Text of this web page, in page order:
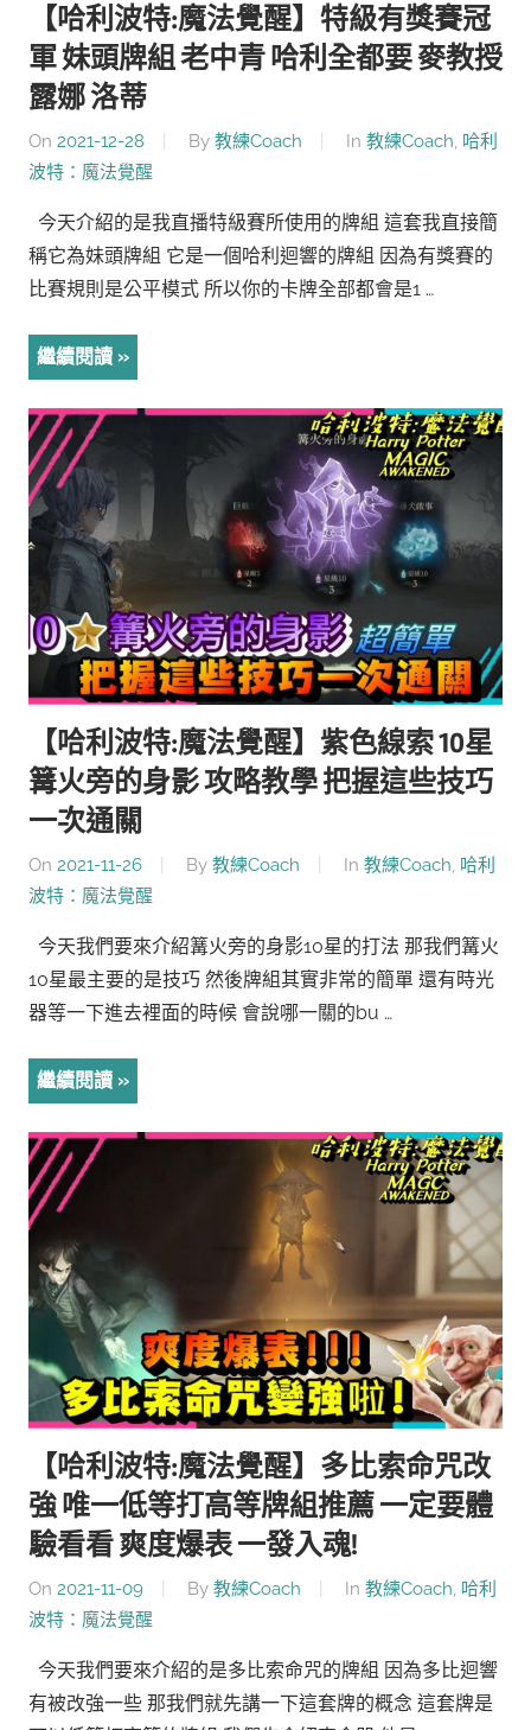
【哈利波特:魔法覺醒】特級有獎賽冠
軍 妹頭牌組 老中青 哈利全都要 麥教授
露娜 洛蒂
On 2021-12-28 By 教練Coach In 教練Coach, 哈利
波特：魔法覺醒
今天介紹的是我直播特級賽所使用的牌組 這套我直接簡
稱它為妹頭牌組 它是一個哈利迴響的牌組 因為有獎賽的
比賽規則是公平模式 所以你的卡牌全部都會是1 …
繼續閱讀
【哈利波特:魔法覺醒】紫色線索 10星
篝火旁的身影 攻略教學 把握這些技巧
一次通關
On 2021-11-26 By 教練Coach In 教練Coach, 哈利
波特：魔法覺醒
今天我們要來介紹篝火旁的身影10星的打法 那我們篝火
10星最主要的是技巧 然後牌組其實非常的簡單 還有時光
器等一下進去裡面的時候 會說哪一關的bu …
繼續閱讀
【哈利波特:魔法覺醒】多比索命咒改
強 唯一低等打高等牌組推薦 一定要體
驗看看 爽度爆表 一發入魂!
On 2021-11-09 By 教練Coach In 教練Coach, 哈利
波特：魔法覺醒
今天我們要來介紹的是多比索命咒的牌組 因為多比迴響
有被改強一些 那我們就先講一下這套牌的概念 這套牌是